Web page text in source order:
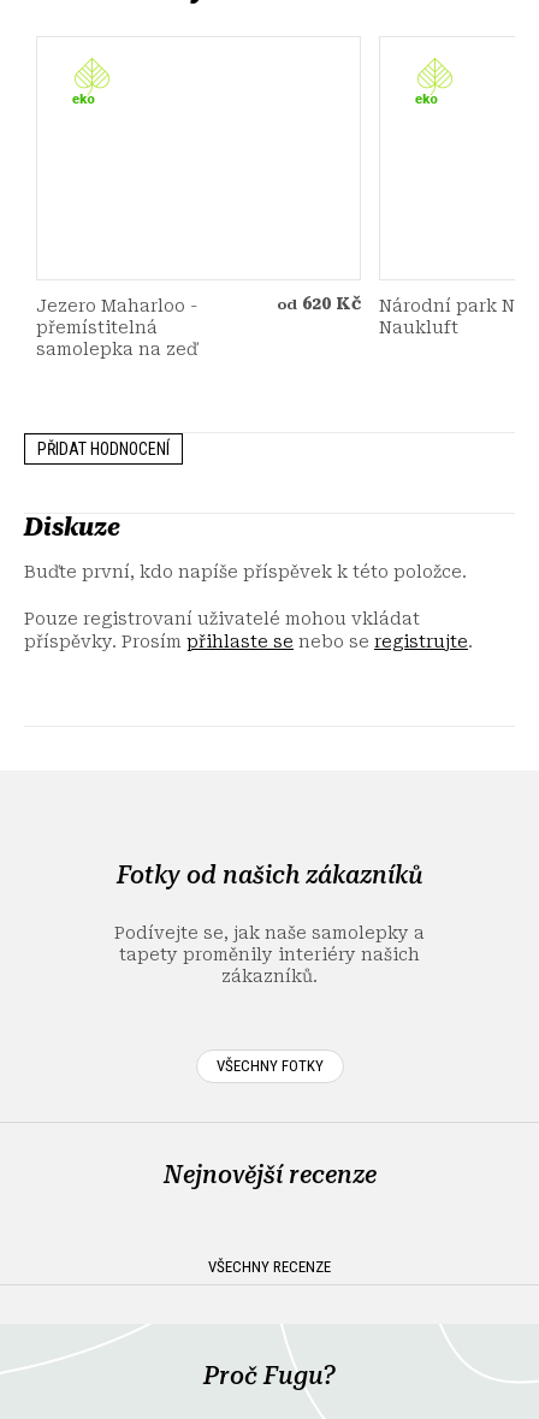
Jezero Maharloo -
přemístitelná
samolepka na zeď
od 620 Kč
Národní park
Naukluft
PŘIDAT HODNOCENÍ
Diskuze
Buďte první, kdo napíše příspěvek k této položce.
Pouze registrovaní uživatelé mohou vkládat
příspěvky. Prosím přihlaste se nebo se registrujte.
Fotky od našich zákazníků
Podívejte se, jak naše samolepky a
tapety proměnily interiéry našich
zákazníků.
VŠECHNY FOTKY
Nejnovější recenze
VŠECHNY RECENZE
Proč Fugu?